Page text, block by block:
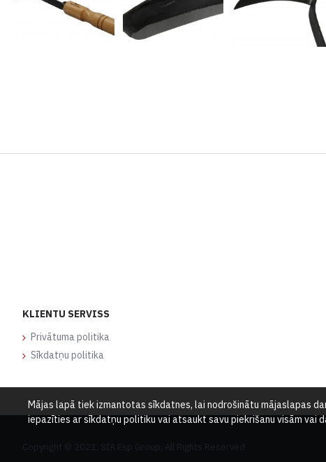
KLIENTU SERVISS
Privātuma politika
Sīkdatņu politika
Mājas lapā tiek izmantotas sīkdatnes, lai nodrošinātu mājaslapas
iepazīties ar sīkdatņu politiku vai atsaukt savu piekrišanu visām vai